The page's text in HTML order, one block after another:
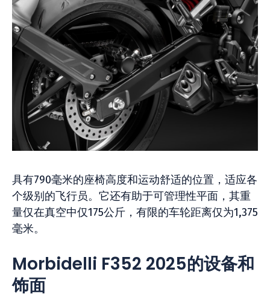
具有790毫米的座椅高度和运动舒适的位置，适应各
个级别的飞行员。它还有助于可管理性平面，其重
量仅在真空中仅175公斤，有限的车轮距离仅为1,375
毫米。
Morbidelli F352 2025的设备和
饰面